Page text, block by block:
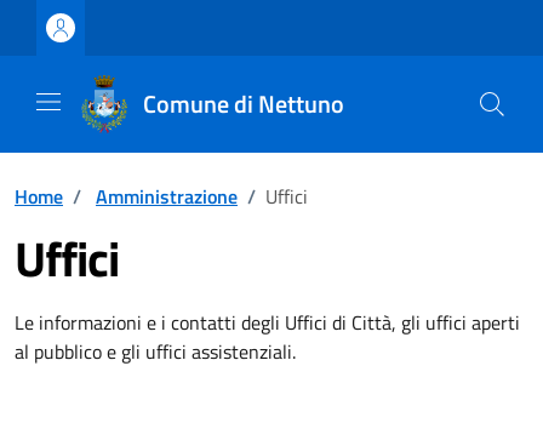
Vai ai contenuti
Vai al footer
Comune di Nettuno
Home / Amministrazione / Uffici
Uffici
Le informazioni e i contatti degli Uffici di Città, gli uffici aperti
al pubblico e gli uffici assistenziali.